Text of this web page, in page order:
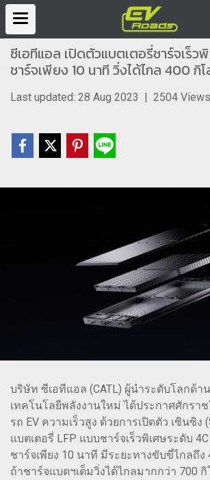
ซีเอทีแอล เปิดตัวแบตเตอรี่ชาร์จเร็วพิ
ชาร์จเพียง 10 นาที วิ่งได้ไกล 400 กิโ
Last updated: 28 Aug 2023 | 2504 Views
บริษัท ซีเอทีแอล (CATL) ผู้นำระดับโลกด้า
เทคโนโลยีพลังงานใหม่ ได้ประกาศศักรา
รถ EV ความเร็วสูง ด้วยการเปิดตัว เซินซิง
แบตเตอรี่ LFP แบบชาร์จเร็วพิเศษระดับ
ชาร์จเพียง 10 นาที มีระยะทางขับขี่ไกลถึง
ถ้าชาร์จแบตฯเต็มวิ่งได้ไกลมากกว่า 700